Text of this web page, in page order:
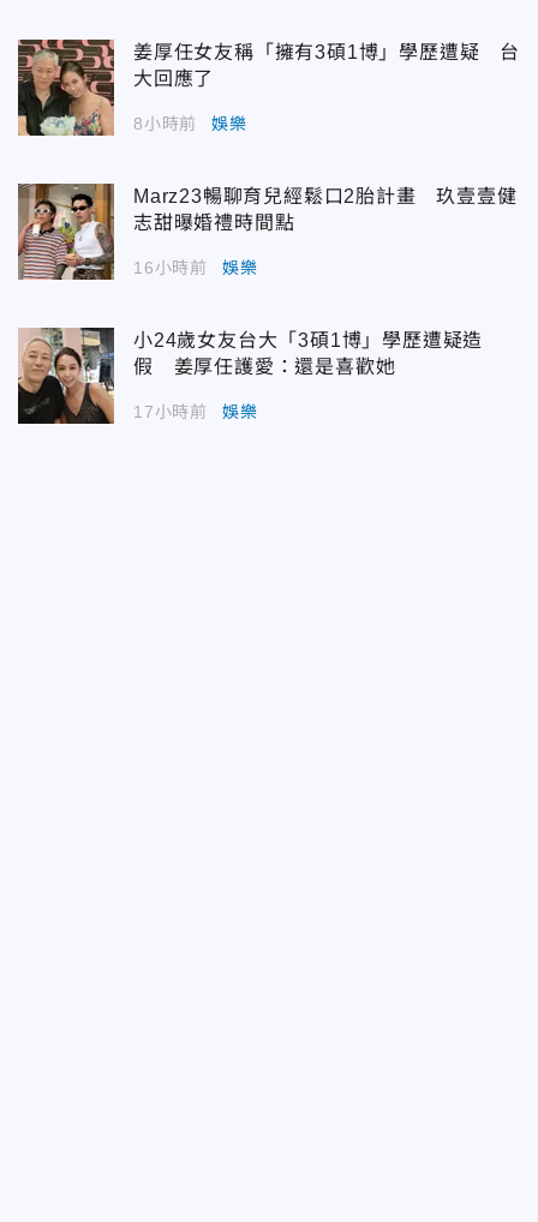
姜厚任女友稱「擁有3碩1博」學歷遭疑 台
大回應了
8小時前 娛樂
Marz23暢聊育兒經鬆口2胎計畫 玖壹壹健
志甜曝婚禮時間點
16小時前 娛樂
小24歲女友台大「3碩1博」學歷遭疑造
假 姜厚任護愛：還是喜歡她
17小時前 娛樂